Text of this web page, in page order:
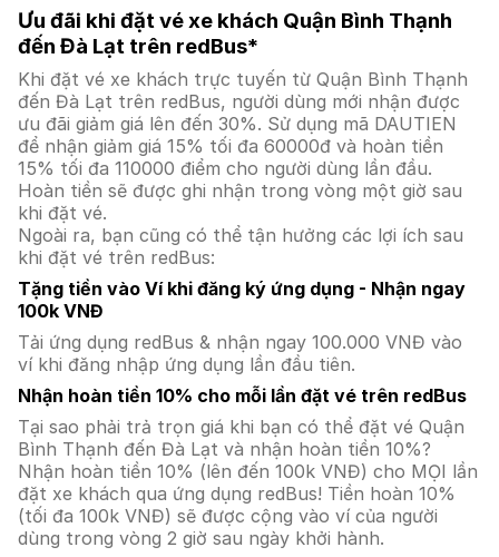
Ưu đãi khi đặt vé xe khách Quận Bình Thạnh
đến Đà Lạt trên redBus*
Khi đặt vé xe khách trực tuyến từ Quận Bình Thạnh
đến Đà Lạt trên redBus, người dùng mới nhận được
ưu đãi giảm giá lên đến 30%. Sử dụng mã DAUTIEN
để nhận giảm giá 15% tối đa 60000đ và hoàn tiền
15% tối đa 110000 điểm cho người dùng lần đầu.
Hoàn tiền sẽ được ghi nhận trong vòng một giờ sau
khi đặt vé.
Ngoài ra, bạn cũng có thể tận hưởng các lợi ích sau
khi đặt vé trên redBus:
Tặng tiền vào Ví khi đăng ký ứng dụng - Nhận ngay
100k VNĐ
Tải ứng dụng redBus & nhận ngay 100.000 VNĐ vào
ví khi đăng nhập ứng dụng lần đầu tiên.
Nhận hoàn tiền 10% cho mỗi lần đặt vé trên redBus
Tại sao phải trả trọn giá khi bạn có thể đặt vé Quận
Bình Thạnh đến Đà Lạt và nhận hoàn tiền 10%?
Nhận hoàn tiền 10% (lên đến 100k VNĐ) cho MỌI lần
đặt xe khách qua ứng dụng redBus! Tiền hoàn 10%
(tối đa 100k VNĐ) sẽ được cộng vào ví của người
dùng trong vòng 2 giờ sau ngày khởi hành.